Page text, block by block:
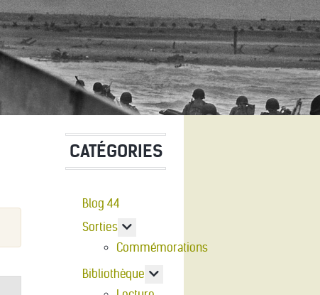
CATÉGORIES
Blog 44
Sorties
En savoir plus : Sorties
Commémorations
Bibliothèque
En savoir plus : Bibliothèque